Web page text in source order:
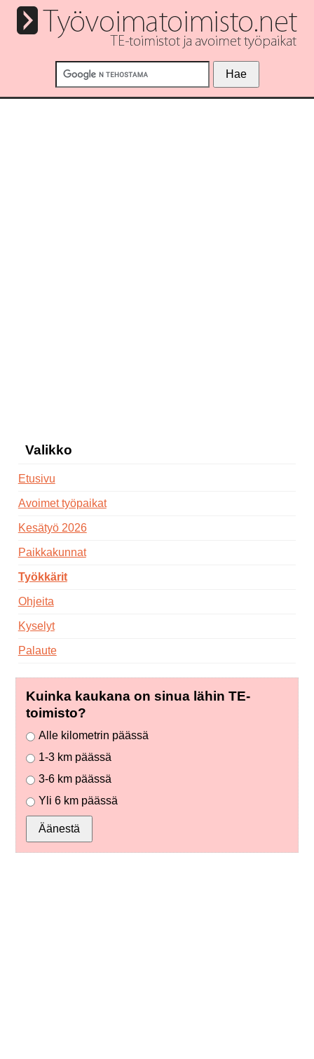
Valikko
Etusivu
Avoimet työpaikat
Kesätyö 2026
Paikkakunnat
Työkkärit
Ohjeita
Kyselyt
Palaute
Kuinka kaukana on sinua lähin TE-
toimisto?
Alle kilometrin päässä
1-3 km päässä
3-6 km päässä
Yli 6 km päässä
Äänestä